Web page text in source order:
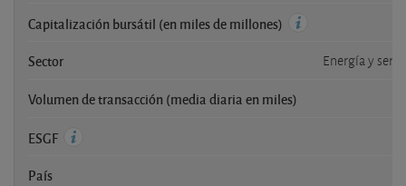
Capitalización bursátil (en miles de millones)
Sector Energía y
Volumen de transacción (media diaria en miles)
ESGF
País